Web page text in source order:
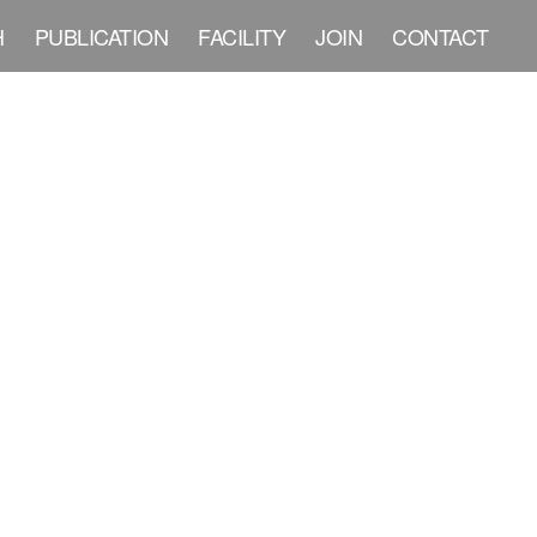
PUBLICATION FACILITY JOIN CONTACT